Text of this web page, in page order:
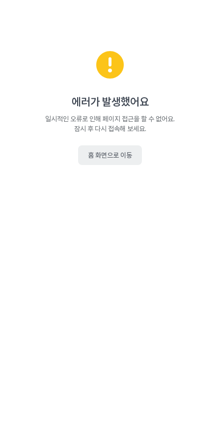
에러가 발생했어요
일시적인 오류로 인해 페이지 접근을 할 수 없어요.
잠시 후 다시 접속해 보세요.
홈 화면으로 이동